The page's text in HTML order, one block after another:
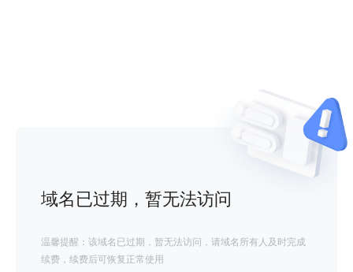
域名已过期，暂无法访问
温馨提醒：该域名已过期，暂无法访问，请域名所有人及时完成
续费，续费后可恢复正常使用